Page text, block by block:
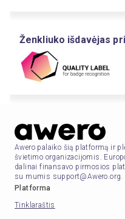
Ženkliuko išdavėjas
Awero palaiko šią platformą ir
švietimo organizacijomis.
dalinai finansavo pirmosios
su mumis support@Awero.org.
Platforma
Tinklaraštis